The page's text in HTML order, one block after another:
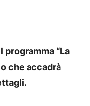
“La
che accadrà